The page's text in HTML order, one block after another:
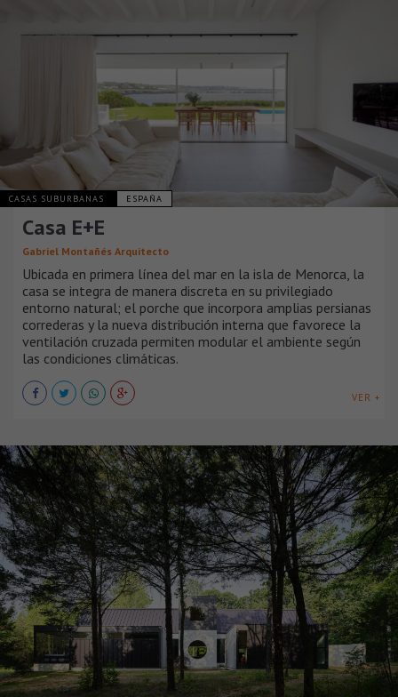
CASAS SUBURBANAS ESPAÑA
Casa E+E
Gabriel Montañés Arquitecto
Ubicada en primera línea del mar en la isla de Menorca, la
casa se integra de manera discreta en su privilegiado
entorno natural; el porche que incorpora amplias persianas
correderas y la nueva distribución interna que favorece la
ventilación cruzada permiten modular el ambiente según
las condiciones climáticas.
VER +